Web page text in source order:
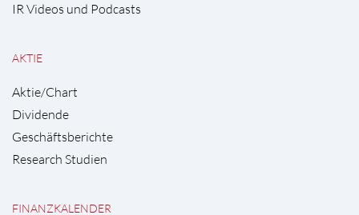
IR Videos und Podcasts
AKTIE
Aktie/Chart
Dividende
Geschäftsberichte
Research Studien
FINANZKALENDER